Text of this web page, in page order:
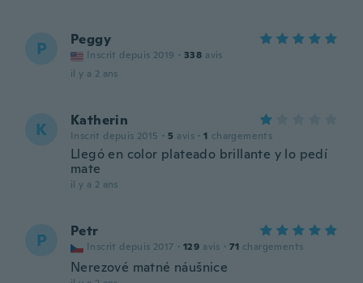
P Peggy
Inscrit depuis 2019 · 338 avis
il y a 2 ans
K Katherin
Inscrit depuis 2015 · 5 avis · 1 chargements
Llegó en color plateado brillante y lo pedí
mate
il y a 2 ans
P Petr
Inscrit depuis 2017 · 129 avis · 71 chargements
Nerezové matné náušnice